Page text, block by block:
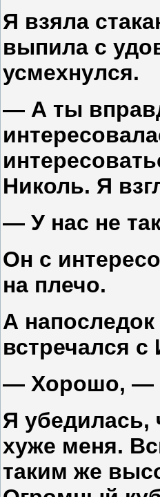
Я взяла
выпила с
усмехнулся.
— А ты
Николь. Я
— У нас не
Он с
на плечо.
А
встречался
— Хорошо, —
Я убедилась,
хуже меня.
таким же